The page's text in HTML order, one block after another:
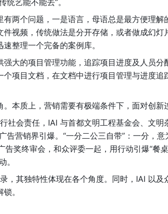
艺能不能丟”。
两个问题，一是语言，母语总是最方便理
视频，传统做法是分开存储，或者做成幻
整理一个完备的案例库。
大的项目管理功能，追踪项目进度及人员分
项目文档，在文档中进行项目管理与进度
本质上，营销需要有极端条件下，面对创新
社会责任，IAI 与首都文明工程基金会、文明
告营销界引爆。“一分二公三自带”：一分，
奖终审会，和众评委一起，用行动引爆“餐
。
，其独特性体现在各个角度。同时，IAI 以
。